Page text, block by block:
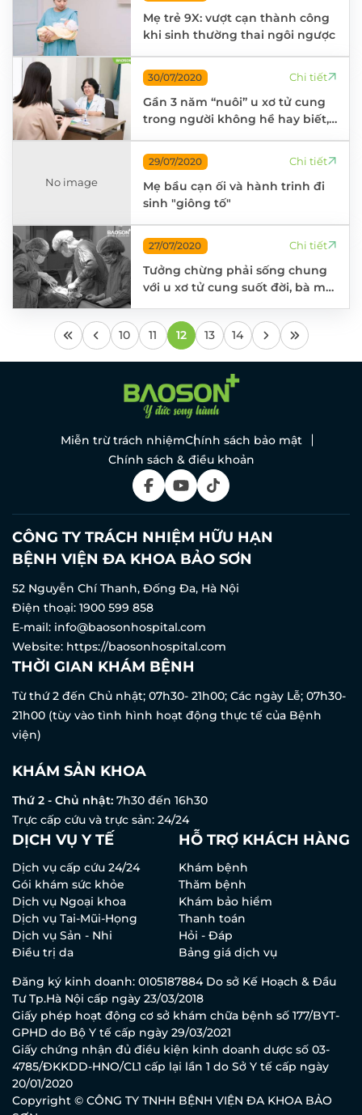
ĐĂNG KÝ KHÁM
Mẹ trẻ 9X: vượt cạn thành công
khi sinh thường thai ngôi ngược
30/07/2020
Gần 3 năm “nuôi” u xơ tử cung
trong người không hề hay biết,
đã bỏ qua dấu hiệu vô cùng
quan trọng
Chi tiết
No image
29/07/2020
Mẹ bầu cạn ối và hành trinh đi
sinh "giông tố"
Chi tiết
27/07/2020
Tưởng chừng phải sống chung
với u xơ tử cung suốt đời, bà mẹ
hơn
Chi tiết
10 11 12 13 14
Miễn trừ trách nhiệmChính sách bảo mật
Chính sách & điều khoản
CÔNG TY TRÁCH NHIỆM HỮU HẠN
BỆNH VIỆN ĐA KHOA BẢO SƠN
52 Nguyễn Chí Thanh, Đống Đa, Hà Nội
Điện thoại: 1900 599 858
E-mail: info@baosonhospital.com
Website: https://baosonhospital.com
THỜI GIAN KHÁM BỆNH
Từ thứ 2 đến Chủ nhật; 07h30- 21h00; Các ngày Lễ; 07h30-
21h00 (tùy vào tình hình hoạt động thực tế của Bệnh
viện)
KHÁM SẢN KHOA
Thứ 2 - Chủ nhật: 7h30 đến 16h30
Trực cấp cứu và trực sản: 24/24
DỊCH VỤ Y TẾ
Dịch vụ cấp cứu 24/24
Gói khám sức khỏe
Dịch vụ Ngoại khoa
Dịch vụ Tai-Mũi-Họng
Dịch vụ Sản - Nhi
Điều trị da
HỖ TRỢ KHÁCH HÀNG
Khám bệnh
Thăm bệnh
Khám bảo hiểm
Thanh toán
Hỏi - Đáp
Bảng giá dịch vụ
Đăng ký kinh doanh: 0105187884 Do sở Kế Hoạch & Đầu
Tư Tp.Hà Nội cấp ngày 23/03/2018
Giấy phép hoạt động cơ sở khám chữa bệnh số 177/BYT-
GPHD do Bộ Y tế cấp ngày 29/03/2021
Giấy chứng nhận đủ điều kiện kinh doanh dược số 03-
4785/ĐKKDD-HNO/CL1 cấp lại lần 1 do Sở Y tế cấp ngày
20/01/2020
Copyright © CÔNG TY TNHH BỆNH VIỆN ĐA KHOA BẢO